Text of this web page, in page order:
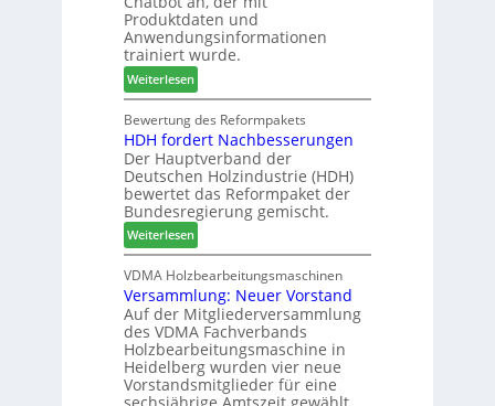
e
r
b
i
n
e
r
n
s
w
o
c
h
e
n
2
0
2
6
c
m
e
l
d
e
t
B
e
s
u
c
h
e
r
z
a
h
l
e
n
Produktdaten und
Anwendungsinformationen
trainiert wurde.
Weiterlesen:
C
h
a
t
b
o
t
h
i
l
t
b
e
i
P
Bewertung des Reformpakets
HDH fordert Nachbesserungen
Der Hauptverband der
Deutschen Holzindustrie (HDH)
bewertet das Reformpaket der
Bundesregierung gemischt.
Weiterlesen:
H
D
H
f
o
r
d
e
VDMA Holzbearbeitungsmaschinen
Versammlung: Neuer Vorstand
Auf der Mitgliederversammlung
des VDMA Fachverbands
Holzbearbeitungsmaschine in
Heidelberg wurden vier neue
Vorstandsmitglieder für eine